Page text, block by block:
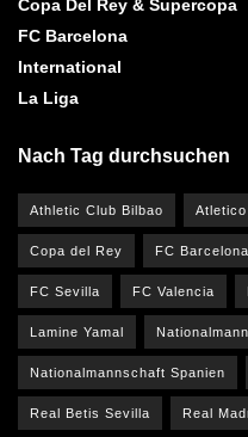
Copa Del Rey & Supercopa
FC Barcelona
International
La Liga
Nach Tag durchsuchen
Athletic Club Bilbao
Copa del Rey FC Barcelona
FC Sevilla FC Valencia
Lamine Yamal
Nationalmannschaft Spanien
Real Betis Sevilla Real